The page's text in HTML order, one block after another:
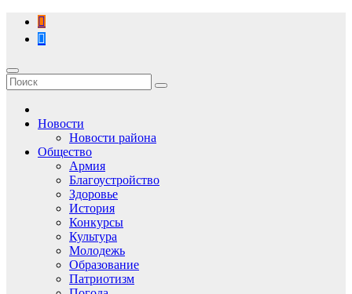
Перейти
содержимому
Новости
Новости района
Общество
Армия
Благоустройство
Здоровье
История
Конкурсы
Культура
Молодежь
Образование
Патриотизм